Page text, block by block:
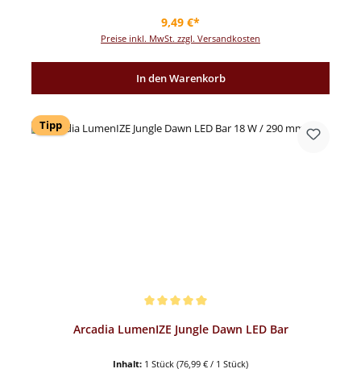
Regulärer Preis:
9,49 €*
Preise inkl. MwSt. zzgl. Versandkosten
In den Warenkorb
Tipp
Arcadia LumenIZE Jungle Dawn LED Bar
Inhalt: 1 Stück (76,99 € / 1 Stück)